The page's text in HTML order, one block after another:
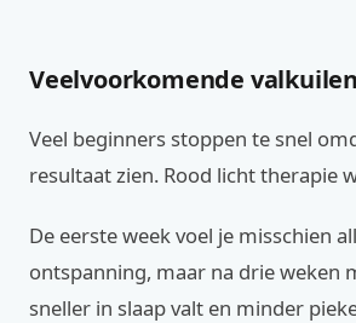
Veelvoorkomende
Veel beginners stoppen te snel
resultaat zien. Rood licht therapie
De eerste week voel je misschien
ontspanning, maar na drie weken
sneller in slaap valt en minder